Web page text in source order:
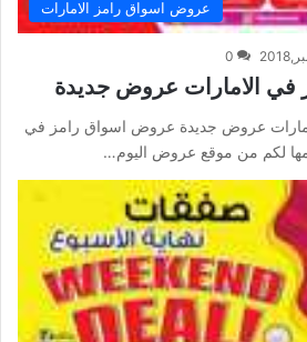
عروض اسواق رامز الامارات
0
الامارات عروض جديدة
عروض جديدة عروض اسواق رامز في
لكم من موقع عروض اليوم…